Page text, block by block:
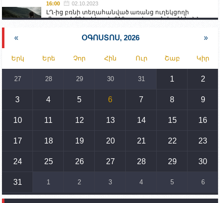
16:00 02.10.2023
ԼՂ-ից բռնի տեղահանված առանց ուղեկցողի
մնացած 20 երեխա և 216 տարեց գտնվում են ՀՀ
նախարարության հոգածության ներքո
Իրանը կողմ է տարածաշրջանի համար շահավետ
տրանսպորտային հաղորդակցությունների
զարգացմանը, սակայն ոչ՝ միջազգային
սահմանների փոփոխությանը
15:10 02.10.2023
սպառնալիքները կասեցնելու համար. իսպանացի
պատգամավորը Գորիսում է
14:54 02.10.2023
տեղակայված հայկական դիրքերի անձնակազմի
« ՕԳՈՍՏՈՍ, 2026 »
Երկ Երե Չոր Հին Ուր Շաբ Կիր
27 28 29 30 31 1 2
3 4 5 6 7 8 9
10 11 12 13 14 15 16
17 18 19 20 21 22 23
24 25 26 27 28 29 30
31 1 2 3 4 5 6